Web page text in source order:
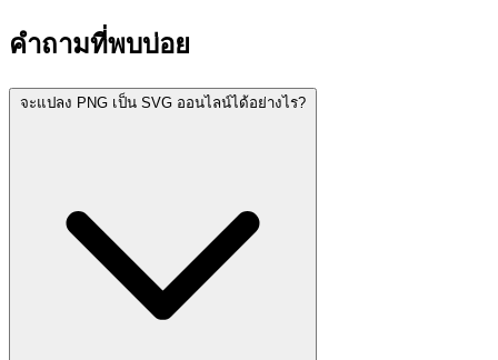
คำถามที่พบบ่อย
จะแปลง PNG เป็น SVG ออนไลน์ได้อย่างไร?